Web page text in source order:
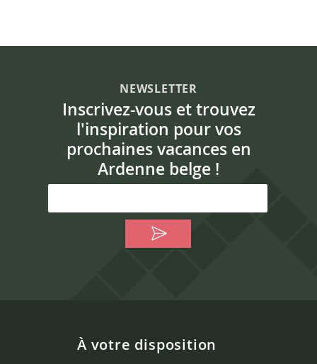
NEWSLETTER
Inscrivez-vous et trouvez
l'inspiration pour vos
prochaines vacances en
Ardenne belge !
À votre disposition